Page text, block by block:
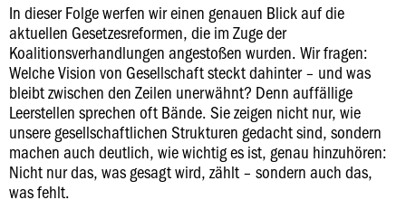
In dieser Folge werfen wir einen genauen Blick auf die
aktuellen Gesetzesreformen, die im Zuge der
Koalitionsverhandlungen angestoßen wurden. Wir fragen:
Welche Vision von Gesellschaft steckt dahinter – und was
bleibt zwischen den Zeilen unerwähnt? Denn auffällige
Leerstellen sprechen oft Bände. Sie zeigen nicht nur, wie
unsere gesellschaftlichen Strukturen gedacht sind, sondern
machen auch deutlich, wie wichtig es ist, genau hinzuhören:
Nicht nur das, was gesagt wird, zählt – sondern auch das,
was fehlt.